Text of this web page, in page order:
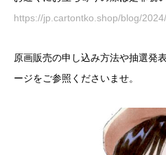
https://jp.cartontko.shop/blog/
原画販売の申し込み方法や抽選発
ージをご参照くださいませ。